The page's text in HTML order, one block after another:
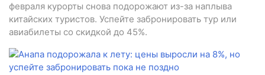
февраля курорты снова подорожают из-за наплыва
китайских туристов. Успейте забронировать тур или
авиабилеты со скидкой до 45%.